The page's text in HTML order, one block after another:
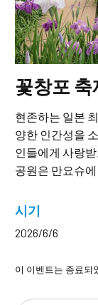
꽃창포 축
현존하는 일본
양한 인간성을
인들에게 사랑
공원은 만요슈에
시기
2026/6/6
이 이벤트는 종료되